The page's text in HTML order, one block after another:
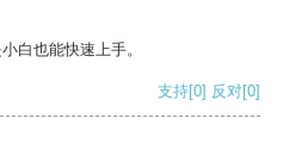
白也能快速上手。
支持[0] 反对[0]